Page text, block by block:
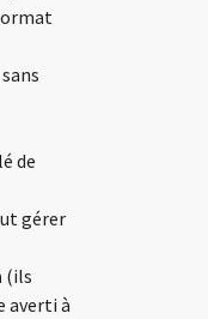
de
gérer
(ils
averti à